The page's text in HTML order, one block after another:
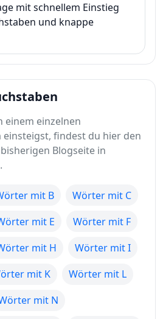
mit schnellem Einstieg
und knappe
einem einzelnen
findest du hier den
Blogseite in
mit B
Wörter mit C
mit E
Wörter mit F
mit H
Wörter mit I
mit K
Wörter mit L
mit N